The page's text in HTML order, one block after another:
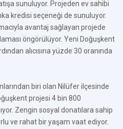
sunuluyor. Projeden ev sahibi
kredisi seçeneği de sunuluyor.
avantaj sağlayan projede
öngörülüyor. Yeni Doğuşkent
alıcısına yüzde 30 oranında
biri olan Nilüfer ilçesinde
projesi 4 bin 800
Zengin sosyal donatılara sahip
ve rahat bir yaşam vaat ediyor.